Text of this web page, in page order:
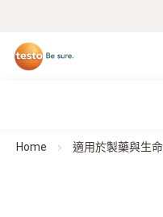
Home 適用於製藥與生